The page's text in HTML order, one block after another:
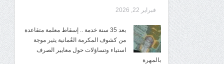
فبراير 22, 2026
بعد 35 سنة خدمة .. إسقاط معلمة متقاعدة
من كشوف المكرمة العُمانية يثير موجة
استياء وتساؤلات حول معايير الصرف
بالمهرة